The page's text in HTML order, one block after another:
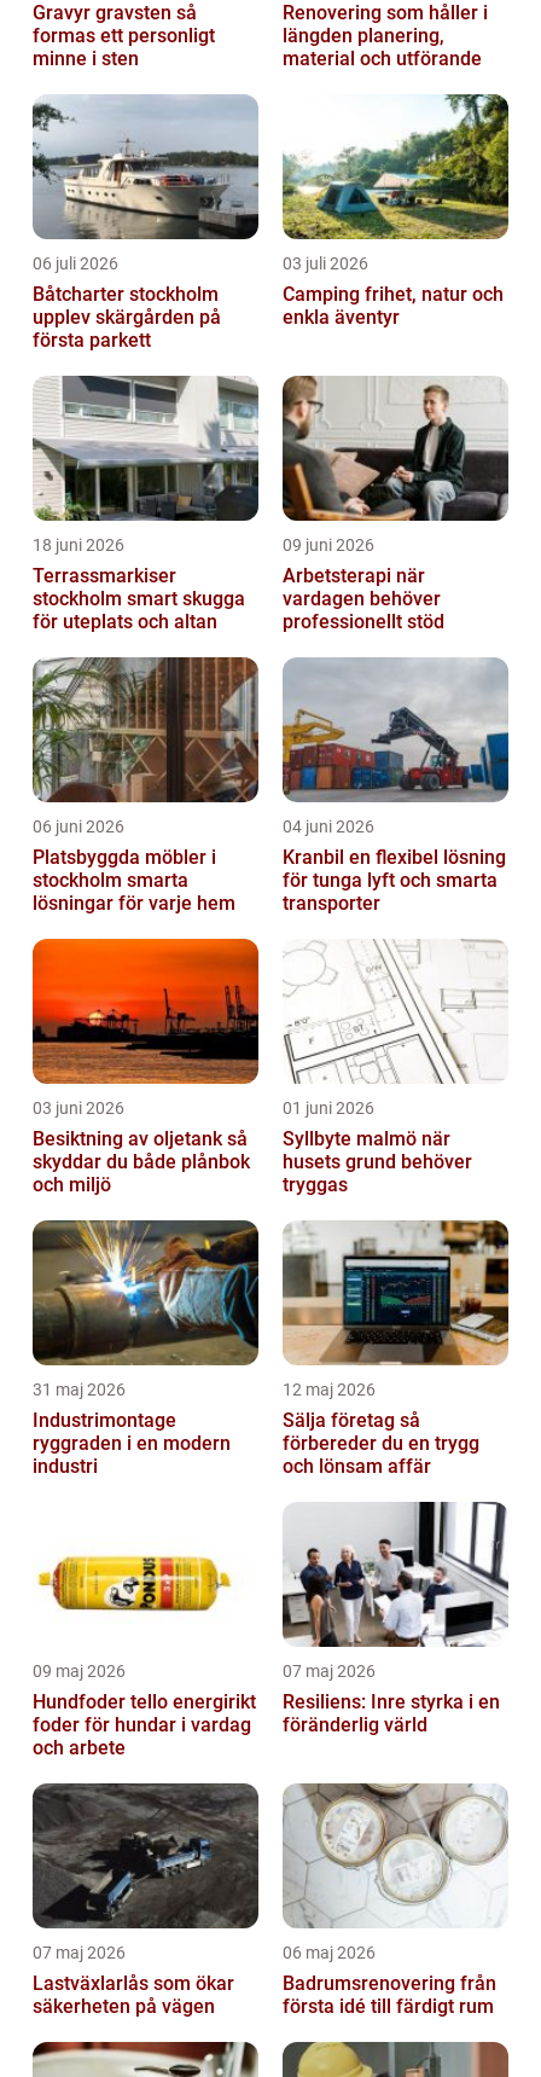
Gravyr gravsten så
formas ett personligt
minne i sten
Renovering som håller i
längden planering,
material och utförande
06 juli 2026
Båtcharter stockholm
upplev skärgården på
första parkett
03 juli 2026
Camping frihet, natur och
enkla äventyr
18 juni 2026
Terrassmarkiser
stockholm smart skugga
för uteplats och altan
09 juni 2026
Arbetsterapi när
vardagen behöver
professionellt stöd
06 juni 2026
Platsbyggda möbler i
stockholm smarta
lösningar för varje hem
04 juni 2026
Kranbil en flexibel lösning
för tunga lyft och smarta
transporter
03 juni 2026
Besiktning av oljetank så
skyddar du både plånbok
och miljö
01 juni 2026
Syllbyte malmö när
husets grund behöver
tryggas
31 maj 2026
Industrimontage
ryggraden i en modern
industri
12 maj 2026
Sälja företag så
förbereder du en trygg
och lönsam affär
09 maj 2026
Hundfoder tello energirikt
foder för hundar i vardag
och arbete
07 maj 2026
Resiliens: Inre styrka i en
föränderlig värld
07 maj 2026
Lastväxlarlås som ökar
säkerheten på vägen
06 maj 2026
Badrumsrenovering från
första idé till färdigt rum